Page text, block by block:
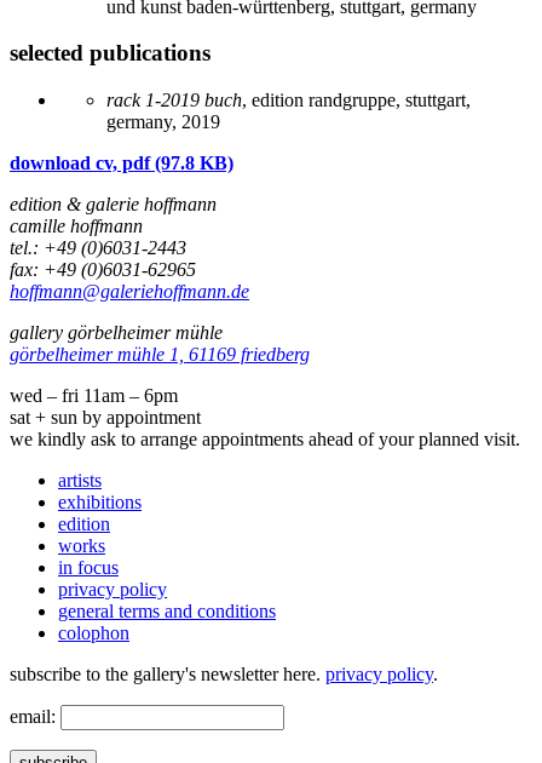
und kunst baden-württenberg, stuttgart, germany
selected publications
rack 1-2019 buch, edition randgruppe, stuttgart,
germany, 2019
download cv, pdf (97.8 KB)
edition & galerie hoffmann
camille hoffmann
tel.: +49 (0)6031-2443
fax: +49 (0)6031-62965
hoffmann@galeriehoffmann.de
gallery görbelheimer mühle
görbelheimer mühle 1, 61169 friedberg
wed – fri 11am – 6pm
sat + sun by appointment
we kindly ask to arrange appointments ahead of your planned visit.
artists
exhibitions
edition
works
in focus
privacy policy
general terms and conditions
colophon
subscribe to the gallery's newsletter here. privacy policy.
email: